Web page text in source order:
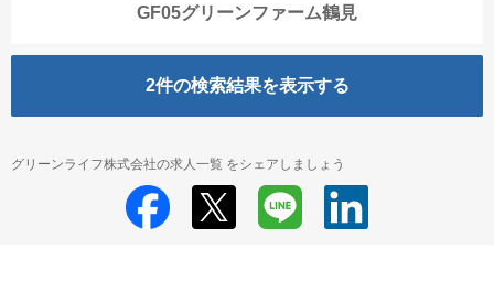
GF05グリーンファーム鶴見
2件の検索結果を表示する
グリーンライフ株式会社の求人一覧 をシェアしましょう